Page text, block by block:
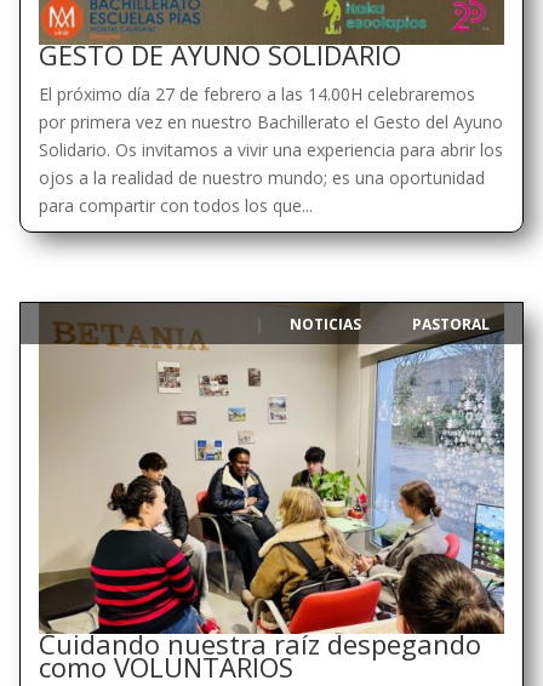
GESTO DE AYUNO SOLIDARIO
El próximo día 27 de febrero a las 14.00H celebraremos
por primera vez en nuestro Bachillerato el Gesto del Ayuno
Solidario. Os invitamos a vivir una experiencia para abrir los
ojos a la realidad de nuestro mundo; es una oportunidad
para compartir con todos los que...
Cuidando nuestra raíz despegando
como VOLUNTARIOS
NOTICIAS PASTORAL